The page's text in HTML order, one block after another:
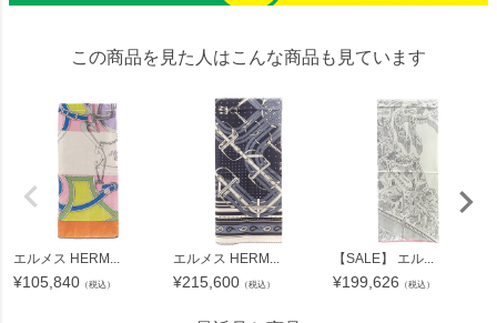
この商品を見た人はこんな商品も見ています
エルメス HERM...
¥105,840 （税込）
エルメス HERM...
¥215,600 （税込）
【SALE】 エル...
¥199,626 （税込）